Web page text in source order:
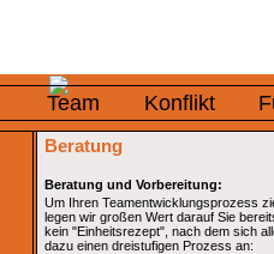
Team Konflikt
Beratung
Beratung und Vorbereitung:
Um Ihren Teamentwicklungsprozess
legen wir großen Wert darauf Sie
kein "Einheitsrezept", nach dem sich
dazu einen dreistufigen Prozess an: